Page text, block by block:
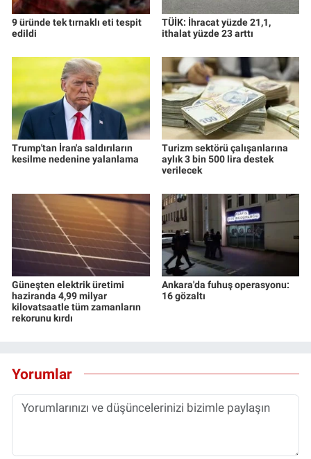
9 üründe tek tırnaklı eti tespit
edildi
TÜİK: İhracat yüzde 21,1,
ithalat yüzde 23 arttı
Trump'tan İran'a saldırıların
kesilme nedenine yalanlama
Turizm sektörü çalışanlarına
aylık 3 bin 500 lira destek
verilecek
Güneşten elektrik üretimi
haziranda 4,99 milyar
kilovatsaatle tüm zamanların
rekorunu kırdı
Ankara'da fuhuş operasyonu:
16 gözaltı
Yorumlar